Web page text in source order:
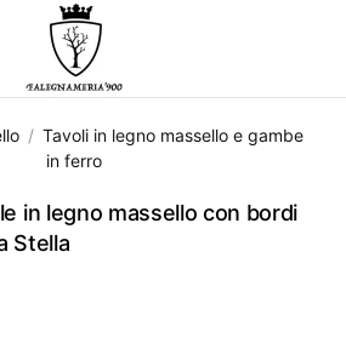
Tavoli in legno massello e gambe
in ferro
in legno massello con bordi
Stella